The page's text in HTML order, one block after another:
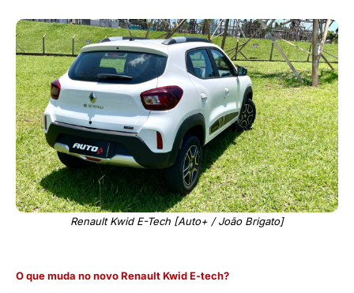
Renault Kwid E-Tech [Auto+ / João Brigato]
O que muda no novo Renault Kwid E-tech?